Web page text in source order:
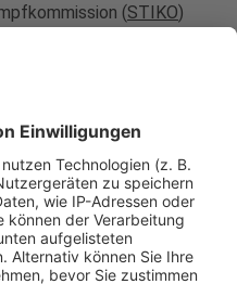
(STIKO)
vorgesehen:
19-Auffrischimpfung.
Kontakt zu